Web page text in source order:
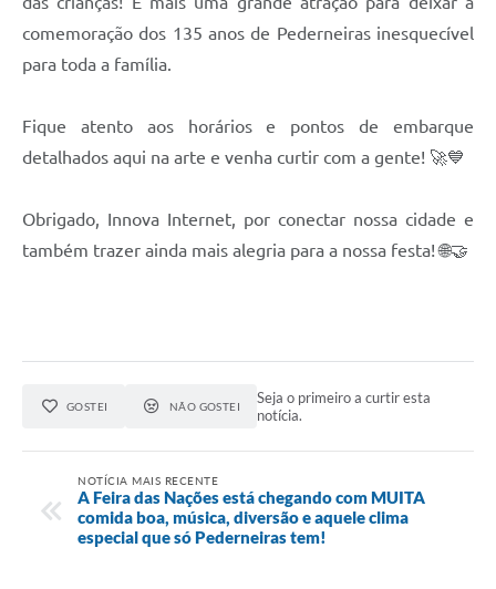
comemoração dos 135 anos de Pederneiras inesquecível
para toda a família.
Fique atento aos horários e pontos de embarque
detalhados aqui na arte e venha curtir com a gente! 🚀💙
Obrigado, Innova Internet, por conectar nossa cidade e
também trazer ainda mais alegria para a nossa festa! 🌐🤝
GOSTEI NÃO GOSTEI
Seja o primeiro a curtir esta
notícia.
NOTÍCIA MAIS RECENTE
A Feira das Nações está chegando com MUITA
comida boa, música, diversão e aquele clima
especial que só Pederneiras tem!